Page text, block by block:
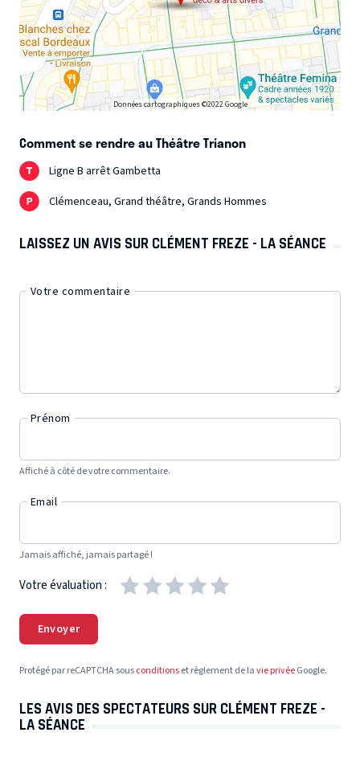
Données cartographiques ©2022 Google
Comment se rendre au Théâtre Trianon
Ligne B arrêt Gambetta
Clémenceau, Grand théâtre, Grands Hommes
LAISSEZ UN AVIS SUR CLÉMENT FREZE - LA SÉANCE
Votre commentaire
Prénom
Affiché à côté de votre commentaire.
Email
Jamais affiché, jamais partagé !
Votre évaluation :
Envoyer
Protégé par reCAPTCHA sousconditionset règlement de lavie privéeGoogle.
LES AVIS DES SPECTATEURS SUR CLÉMENT FREZE -
LA SÉANCE